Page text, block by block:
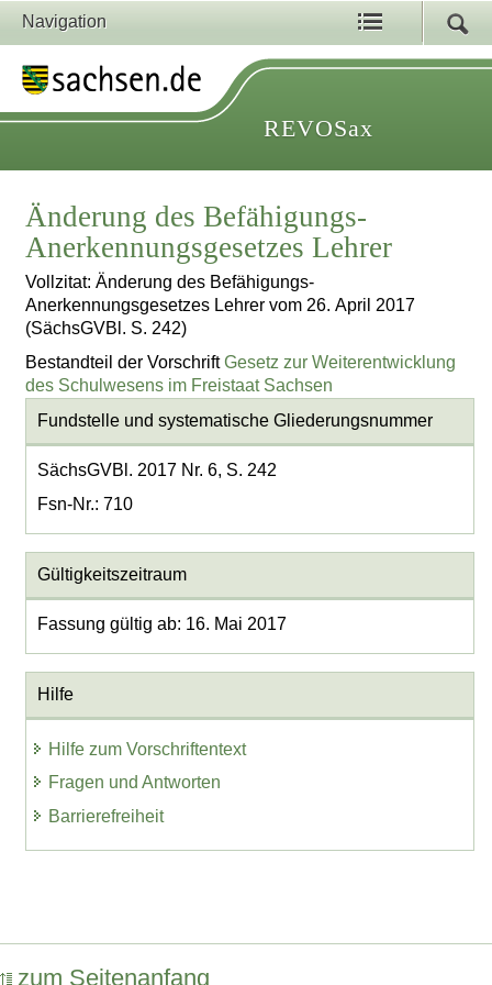
Navigation
REVOSax
Änderung des Befähigungs-
Anerkennungsgesetzes Lehrer
Vollzitat: Änderung des Befähigungs-
Anerkennungsgesetzes Lehrer vom 26. April 2017
(SächsGVBl. S. 242)
Bestandteil der VorschriftGesetz zur Weiterentwicklung
des Schulwesens im Freistaat Sachsen
Fundstelle und systematische Gliederungsnummer
SächsGVBl. 2017 Nr. 6, S. 242
Fsn-Nr.: 710
Gültigkeitszeitraum
Fassung gültig ab: 16. Mai 2017
Hilfe
Hilfe zum Vorschriftentext
Fragen und Antworten
Barrierefreiheit
zum Seitenanfang